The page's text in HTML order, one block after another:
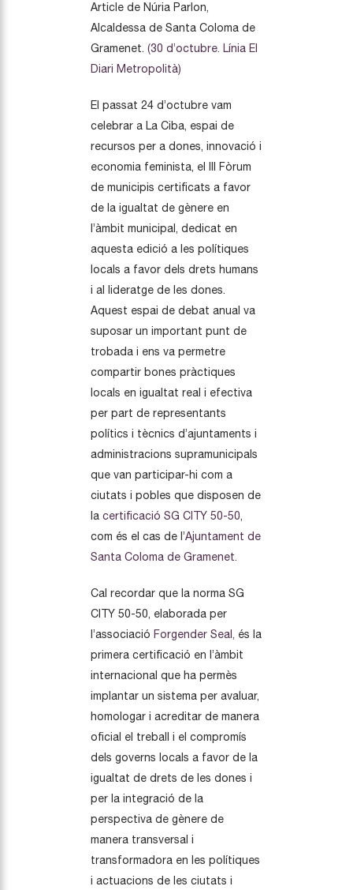
Article de Núria Parlon,
Alcaldessa de Santa Coloma de
Gramenet. (30 d’octubre. Línia El
Diari Metropolità)
El passat 24 d’octubre vam
celebrar a La Ciba, espai de
recursos per a dones, innovació i
economia feminista, el III Fòrum
de municipis certificats a favor
de la igualtat de gènere en
l’àmbit municipal, dedicat en
aquesta edició a les polítiques
locals a favor dels drets humans
i al lideratge de les dones.
Aquest espai de debat anual va
suposar un important punt de
trobada i ens va permetre
compartir bones pràctiques
locals en igualtat real i efectiva
per part de representants
polítics i tècnics d’ajuntaments i
administracions supramunicipals
que van participar-hi com a
ciutats i pobles que disposen de
la certificació SG CITY 50-50,
com és el cas de l’Ajuntament de
Santa Coloma de Gramenet.
Cal recordar que la norma SG
CITY 50-50, elaborada per
l’associació Forgender Seal, és la
primera certificació en l’àmbit
internacional que ha permès
implantar un sistema per avaluar,
homologar i acreditar de manera
oficial el treball i el compromís
dels governs locals a favor de la
igualtat de drets de les dones i
per la integració de la
perspectiva de gènere de
manera transversal i
transformadora en les polítiques
i actuacions de les ciutats i